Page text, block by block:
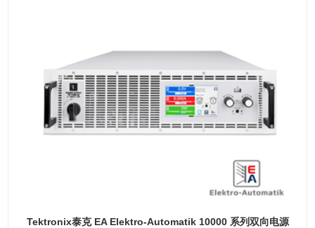
Tektronix泰克 EA Elektro-Automatik 10000 系列双向电源